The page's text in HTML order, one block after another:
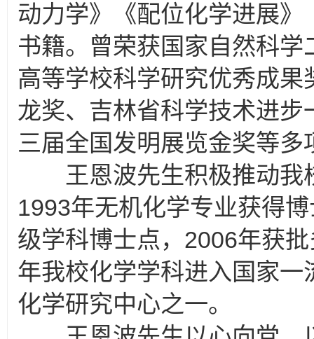
动力学》《配位化学进展
书籍。曾荣获国家自然科
高等学校科学研究优秀成
龙奖、吉林省科学技术进步
三届全国发明展览金奖等多
王恩波先生积极推动我
1993年无机化学专业获得
级学科博士点，2006年获
年我校化学学科进入国家
化学研究中心之一。